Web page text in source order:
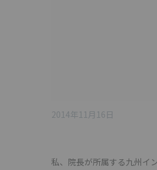
2014年11月16日
私、院長が所属する九州イ